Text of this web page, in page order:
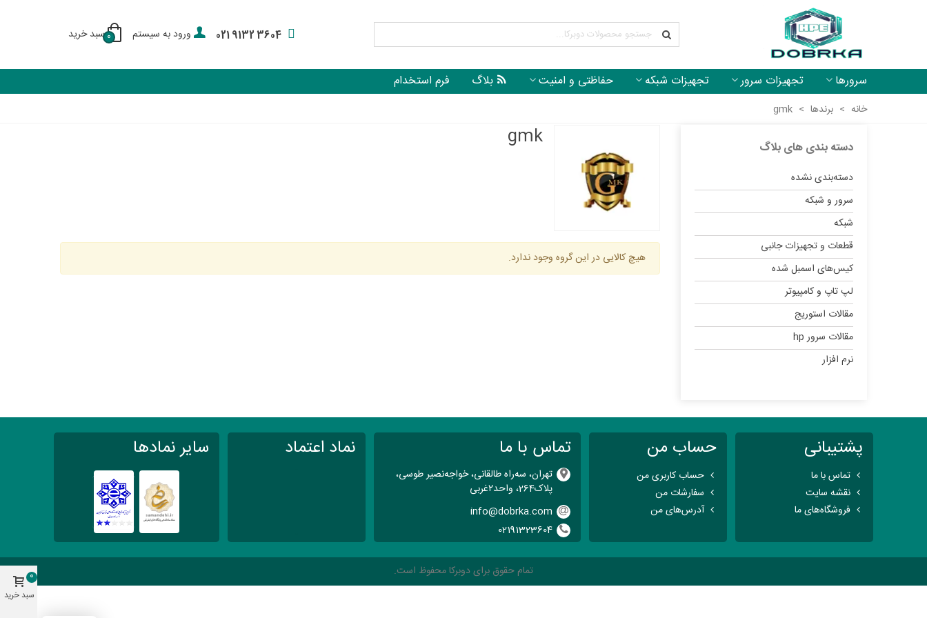
021 9132 3604 ورود به سیستم 0سبد خرید
سرورها تجهیزات سرور تجهیزات شبکه حفاظتی و امنیت بلاگ فرم استخدام
خانه > برندها >
gmk
دسته بندی های بلاگ
دسته‌بندی نشده
سرور و شبکه
شبکه
قطعات و تجهیزات جانبی
کیس‌های اسمبل شده
لپ تاپ و کامپیوتر
مقالات استوریج
مقالات سرور hp
نرم افزار
gmk
هیچ کالایی در این گروه وجود ندارد.
پشتیبانی
تماس با ما
نقشه سایت
فروشگاه‌های ما
حساب من
حساب کاربری من
سفارشات من
آدرس‌های من
تماس با ما
تهران، سه‌راه طالقانی، خواجه‌نصیر طوسی،
پلاک264، واحد۲‌غربی
info@dobrka.com
02191323604
نماد اعتماد سایر نمادها
تمام حقوق برای دوبرکا محفوظ است.
سبد خرید
0